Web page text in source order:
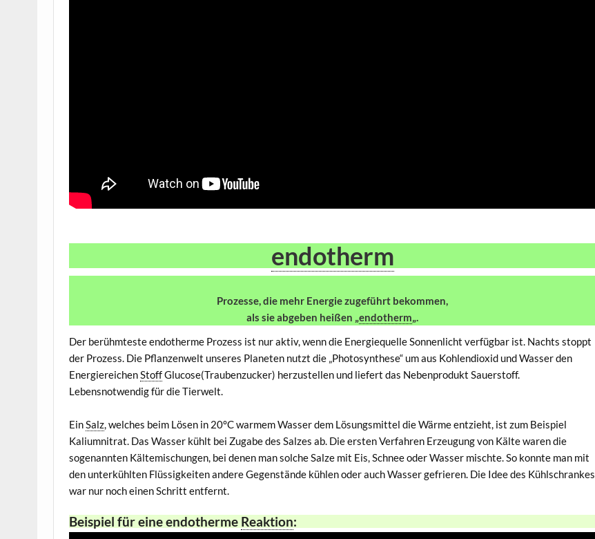
endotherm
Prozesse, die mehr Energie zugeführt bekommen,
als sie abgeben heißen „endotherm„.
Der berühmteste endotherme Prozess ist nur aktiv, wenn die Energiequelle Sonnenlicht verfügbar ist. Nachts stoppt
der Prozess. Die Pflanzenwelt unseres Planeten nutzt die „Photosynthese“ um aus Kohlendioxid und Wasser den
EnergiereichenStoffGlucose(Traubenzucker) herzustellen und liefert das Nebenprodukt Sauerstoff.
Lebensnotwendig für die Tierwelt.
EinSalz, welches beim Lösen in 20°C warmem Wasser dem Lösungsmittel die Wärme entzieht, ist zum Beispiel
Kaliumnitrat. Das Wasser kühlt bei Zugabe des Salzes ab. Die ersten Verfahren Erzeugung von Kälte waren die
sogenannten Kältemischungen, bei denen man solche Salze mit Eis, Schnee oder Wasser mischte. So konnte man mit
den unterkühlten Flüssigkeiten andere Gegenstände kühlen oder auch Wasser gefrieren. Die Idee des Kühlschrankes
war nur noch einen Schritt entfernt.
Beispiel für eine endotherme Reaktion: